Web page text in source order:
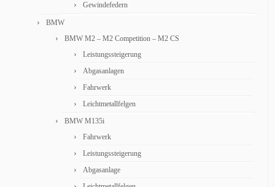
Gewindefedern
BMW
BMW M2 – M2 Competition – M2 CS
Leistungssteigerung
Abgasanlagen
Fahrwerk
Leichtmetallfelgen
BMW M135i
Fahrwerk
Leistungssteigerung
Abgasanlage